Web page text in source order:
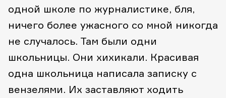
одной школе по журналистике, бля,
ничего более ужасного со мной никогда
не случалось. Там были одни
школьницы. Они хихикали. Красивая
одна школьница написала записку с
вензелями. Их заставляют ходить